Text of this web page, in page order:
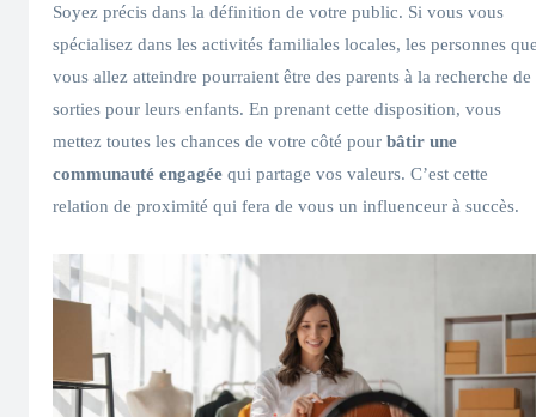
Soyez précis dans la définition de votre public. Si vous vous
spécialisez dans les activités familiales locales, les personnes
vous allez atteindre pourraient être des parents à la recherche de
sorties pour leurs enfants. En prenant cette disposition, vous
mettez toutes les chances de votre côté pour bâtir une
communauté engagée qui partage vos valeurs. C’est cette
relation de proximité qui fera de vous un influenceur à succès.